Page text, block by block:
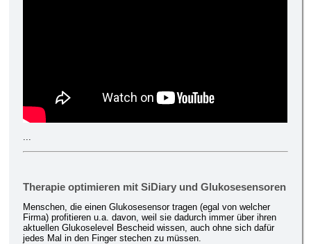
Therapie optimieren mit SiDiary und Glukosesensoren
Menschen, die einen Glukosesensor tragen (egal von welcher
Firma) profitieren u.a. davon, weil sie dadurch immer über ihren
aktuellen Glukoselevel Bescheid wissen, auch ohne sich dafür
jedes Mal in den Finger stechen zu müssen.